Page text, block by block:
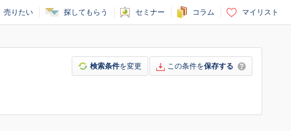
売りたい 探してもらう セミナー コラム マイリスト
検索条件を変更 この条件を保存する